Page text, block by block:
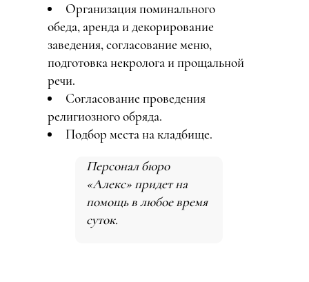
Организация поминального
обеда, аренда и декорирование
заведения, согласование меню,
подготовка некролога и прощальной
речи.
Согласование проведения
религиозного обряда.
Подбор места на кладбище.
Персонал бюро
«Алекс» придет на
помощь в любое время
суток.